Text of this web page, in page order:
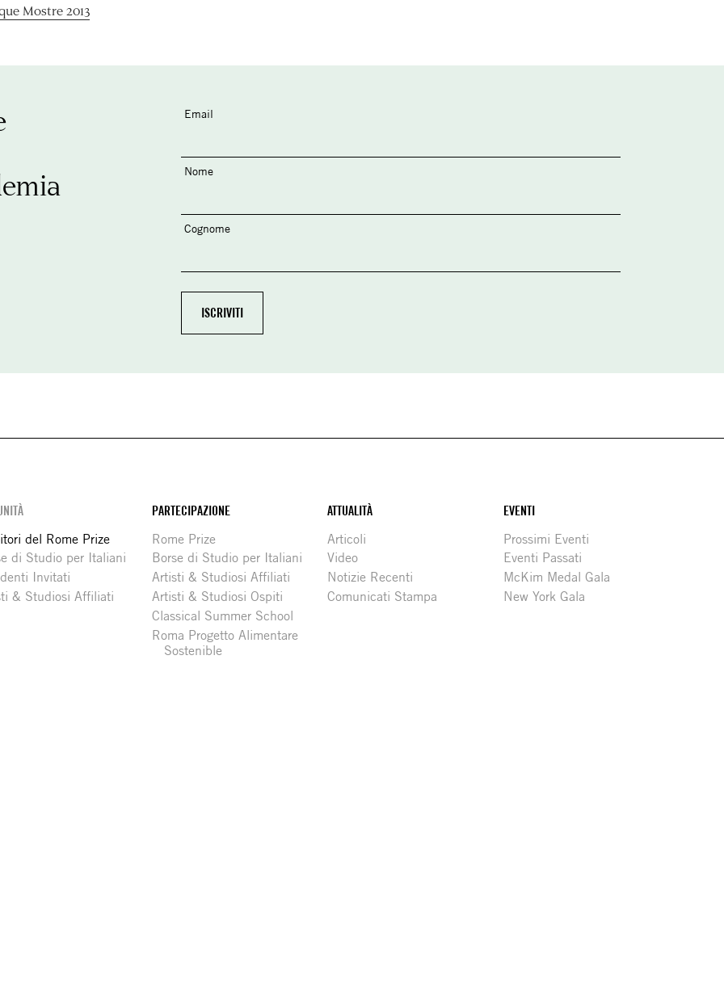
Mostre 2013
Email
Nome
Cognome
del Rome Prize
di Studio per Italiani
Invitati
& Studiosi Affiliati
PARTECIPAZIONE
Rome Prize
Borse di Studio per Italiani
Artisti & Studiosi Affiliati
Artisti & Studiosi Ospiti
Classical Summer School
Roma Progetto Alimentare
Sostenible
ATTUALITÀ
Articoli
Video
Notizie Recenti
Comunicati Stampa
EVENTI
Prossimi Eventi
Eventi Passati
McKim Medal Gala
New York Gala